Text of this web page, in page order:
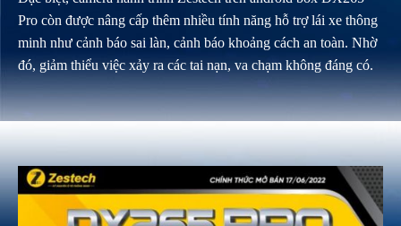
Pro còn được nâng cấp thêm nhiều tính năng hỗ trợ lái xe thông
minh như cảnh báo sai làn, cảnh báo khoảng cách an toàn. Nhờ
đó, giảm thiểu việc xảy ra các tai nạn, va chạm không đáng có.